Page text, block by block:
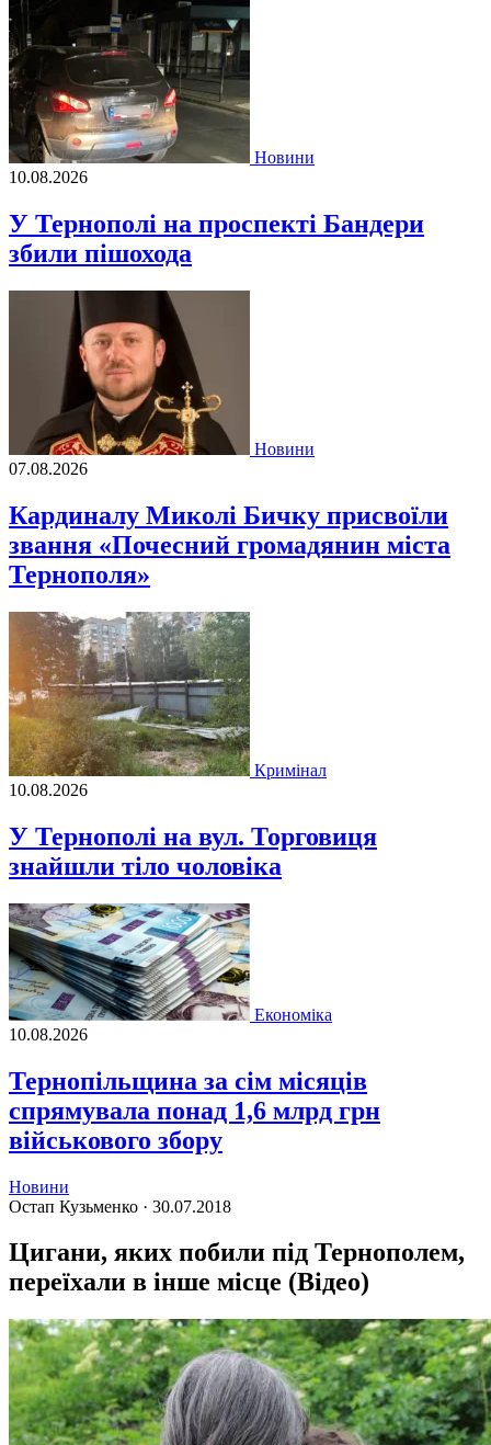
Новини
10.08.2026
У Тернополі на проспекті Бандери
збили пішохода
Новини
07.08.2026
Кардиналу Миколі Бичку присвоїли
звання «Почесний громадянин міста
Тернополя»
Кримінал
10.08.2026
У Тернополі на вул. Торговиця
знайшли тіло чоловіка
Економіка
10.08.2026
Тернопільщина за сім місяців
спрямувала понад 1,6 млрд грн
військового збору
Новини
Остап Кузьменко · 30.07.2018
Цигани, яких побили під Тернополем,
переїхали в інше місце (Відео)